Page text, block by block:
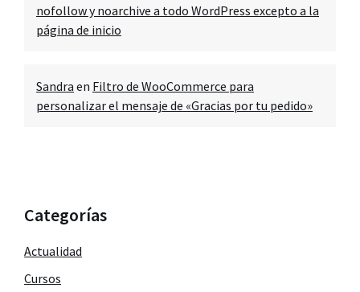
nofollow y noarchive a todo WordPress excepto a la
página de inicio
Sandra en Filtro de WooCommerce para
personalizar el mensaje de «Gracias por tu pedido»
Categorías
Actualidad
Cursos